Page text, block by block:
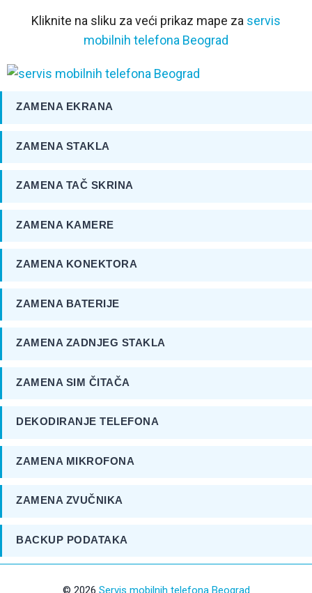
Kliknite na sliku za veći prikaz mape za servis
mobilnih telefona Beograd
ZAMENA EKRANA
ZAMENA STAKLA
ZAMENA TAČ SKRINA
ZAMENA KAMERE
ZAMENA KONEKTORA
ZAMENA BATERIJE
ZAMENA ZADNJEG STAKLA
ZAMENA SIM ČITAČA
DEKODIRANJE TELEFONA
ZAMENA MIKROFONA
ZAMENA ZVUČNIKA
BACKUP PODATAKA
© 2026 Servis mobilnih telefona Beograd